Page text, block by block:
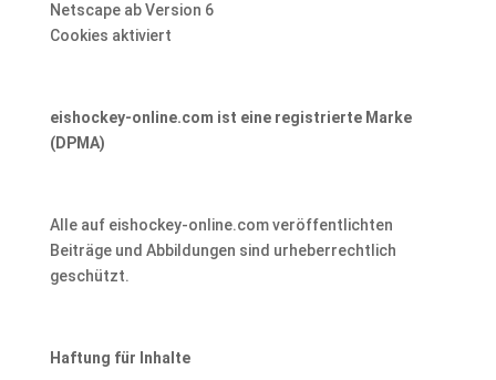
Netscape ab Version 6
Cookies aktiviert
eishockey-online.com ist eine registrierte Marke
(DPMA)
Alle auf eishockey-online.com veröffentlichten
Beiträge und Abbildungen sind urheberrechtlich
geschützt.
Haftung für Inhalte